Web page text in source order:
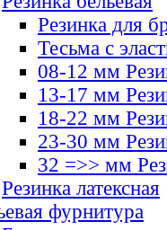
Резинка для
Тесьма с
08-12 мм
13-17 мм
18-22 мм
23-30 мм
32 =>> мм
Резинка латексная
фурнитура